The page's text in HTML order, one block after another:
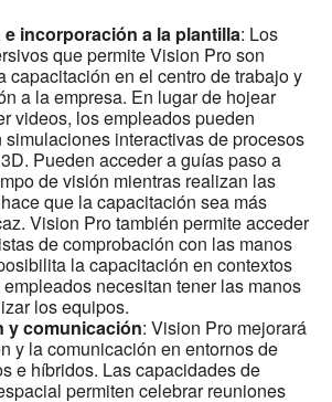
incorporación a la plantilla: Los
que permite Vision Pro son
capacitación en el centro de trabajo y
a la empresa. En lugar de hojear
videos, los empleados pueden
simulaciones interactivas de procesos
Pueden acceder a guías paso a
de visión mientras realizan las
que la capacitación sea más
Vision Pro también permite acceder
de comprobación con las manos
la capacitación en contextos
necesitan tener las manos
los equipos.
y comunicación: Vision Pro mejorará
y la comunicación en entornos de
e híbridos. Las capacidades de
permiten celebrar reuniones